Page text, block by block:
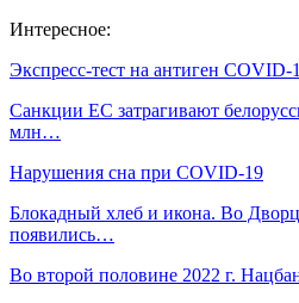
Интересное:
Экспресс-тест на антиген
Санкции ЕС затрагивают
млн…
Нарушения сна при COVID-19
Блокадный хлеб и икона. Во
появились…
Во второй половине 2022 г.